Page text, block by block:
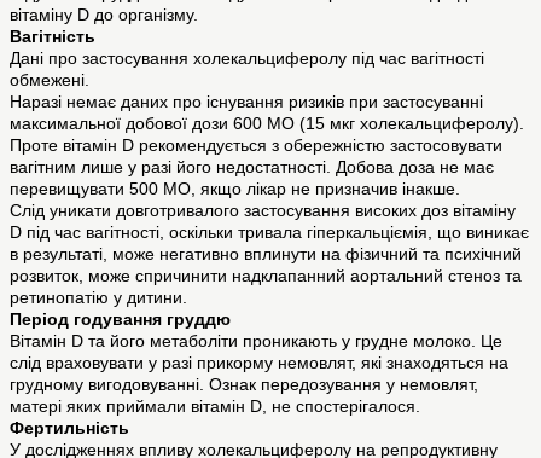
вітаміну D до організму.
Вагітність
Дані про застосування холекальциферолу під час вагітності
обмежені.
Наразі немає даних про існування ризиків при застосуванні
максимальної добової дози 600 МО (15 мкг холекальциферолу).
Проте вітамін D рекомендується з обережністю застосовувати
вагітним лише у разі його недостатності. Добова доза не має
перевищувати 500 МО, якщо лікар не призначив інакше.
Слід уникати довготривалого застосування високих доз вітаміну
D під час вагітності, оскільки тривала гіперкальціємія, що виникає
в результаті, може негативно вплинути на фізичний та психічний
розвиток, може спричинити надклапанний аортальний стеноз та
ретинопатію у дитини.
Період годування груддю
Вітамін D та його метаболіти проникають у грудне молоко. Це
слід враховувати у разі прикорму немовлят, які знаходяться на
грудному вигодовуванні. Ознак передозування у немовлят,
матері яких приймали вітамін D, не спостерігалося.
Фертильність
У дослідженнях впливу холекальциферолу на репродуктивну